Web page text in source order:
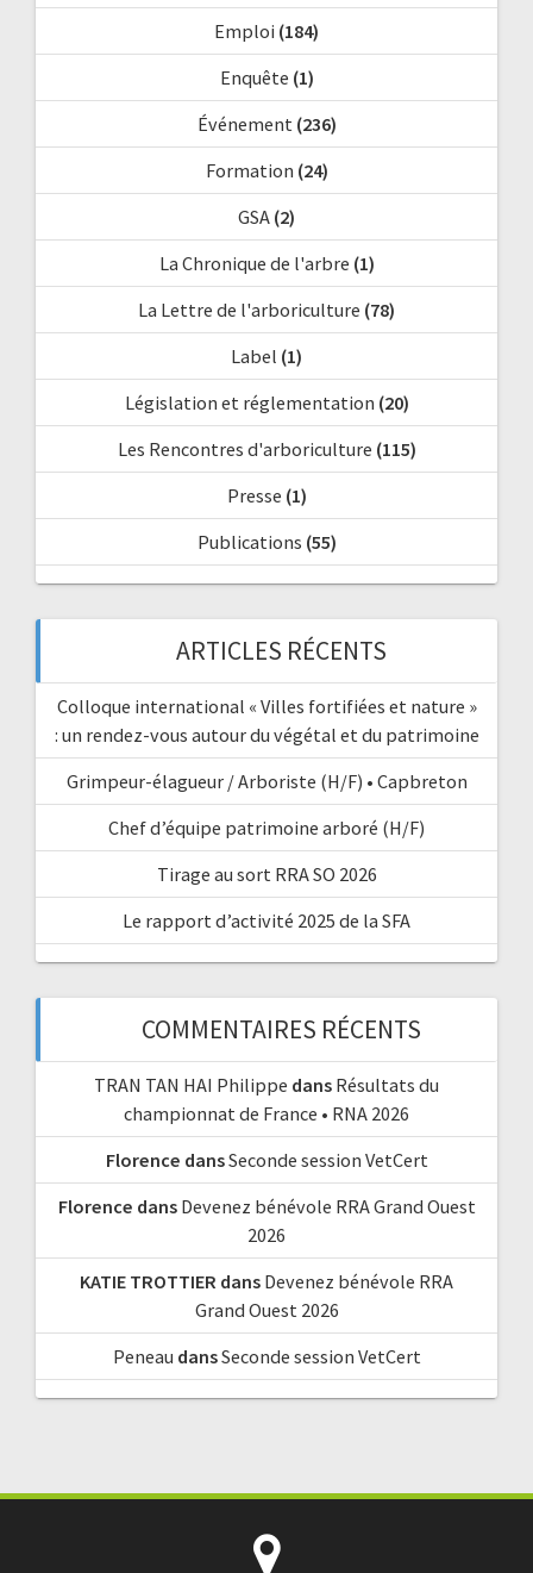
Emploi (184)
Enquête (1)
Événement(236)
Formation (24)
GSA (2)
La Chronique de l'arbre (1)
La Lettre de l'arboriculture (78)
Label (1)
Législation et réglementation (20)
Les Rencontres d'arboriculture (115)
Presse (1)
Publications (55)
ARTICLES RÉCENTS
Colloque international « Villes fortifiées et nature »
: un rendez-vous autour du végétal et du patrimoine
Grimpeur-élagueur / Arboriste (H/F) • Capbreton
Chef d’équipe patrimoine arboré (H/F)
Tirage au sort RRA SO 2026
Le rapport d’activité 2025 de la SFA
COMMENTAIRES RÉCENTS
TRAN TAN HAI Philippe dans Résultats du
championnat de France • RNA 2026
Florence dansSeconde session VetCert
Florence dans Devenez bénévole RRA Grand Ouest
2026
KATIE TROTTIER dans Devenez bénévole RRA
Grand Ouest 2026
Peneau dansSeconde session VetCert